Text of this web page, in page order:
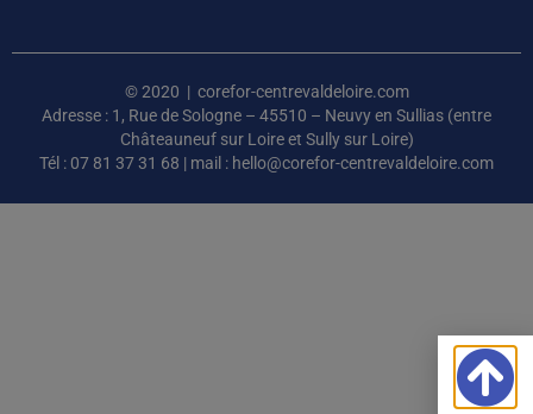
© 2020 | corefor-centrevaldeloire.com
Adresse : 1, Rue de Sologne – 45510 – Neuvy en Sullias (entre
Châteauneuf sur Loire et Sully sur Loire)
Tél : 07 81 37 31 68 | mail : hello@corefor-centrevaldeloire.com